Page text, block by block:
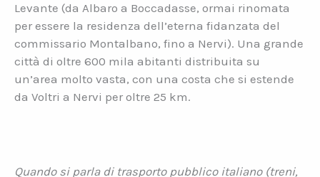
Levante (da Albaro a Boccadasse, ormai rinomata
per essere la residenza dell’eterna fidanzata del
commissario Montalbano, fino a Nervi). Una grande
città di oltre 600 mila abitanti distribuita su
un’area molto vasta, con una costa che si estende
da Voltri a Nervi per oltre 25 km.
Quando si parla di trasporto pubblico italiano (treni,